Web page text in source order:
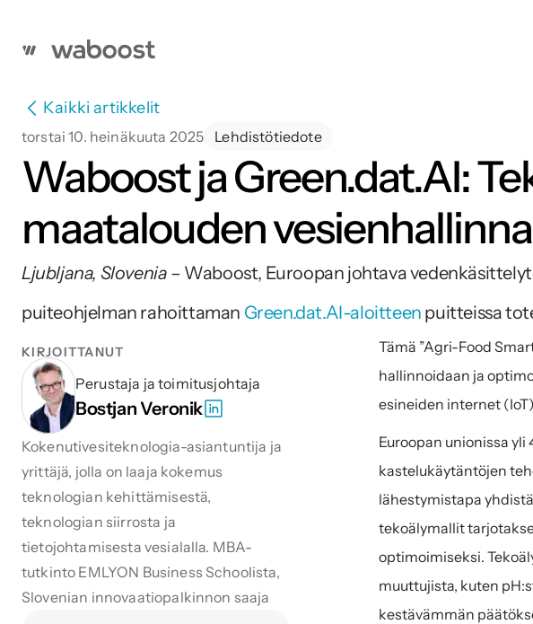
Kaikki artikkelit
torstai 10. heinäkuuta 2025 Lehdistötiedote
Waboost ja Green.dat.AI:
maatalouden
Ljubljana, Slovenia – Waboost, Euroopan johtava
puiteohjelman rahoittaman Green.dat.AI-aloitteen puitteissa
KIRJOITTANUT
Perustaja ja toimitusjohtaja
Bostjan Veronik
Kokenutivesiteknologia-asiantuntija ja
yrittäjä, jolla on laaja kokemus
teknologian kehittämisestä,
teknologian siirrosta ja
tietojohtamisesta vesialalla. MBA-
tutkinto EMLYON Business Schoolista,
Slovenian innovaatiopalkinnon saaja
Tämä ”Agri-Food
hallinnoidaan ja
esineiden internet
Euroopan unionissa
kastelukäytäntöjen
lähestymistapa
tekoälymallit
optimoimiseksi.
muuttujista, kuten
kestävämmän